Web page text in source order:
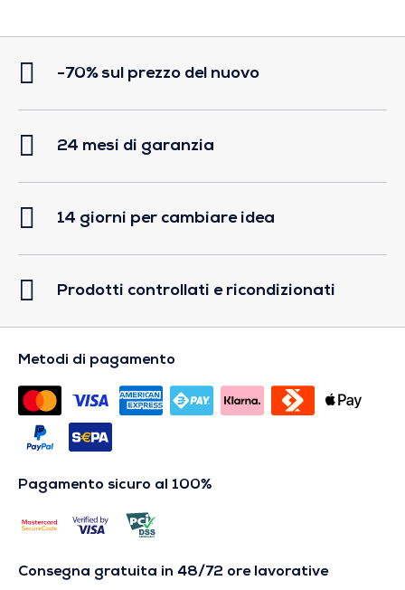
-70% sul prezzo del nuovo
24 mesi di garanzia
14 giorni per cambiare idea
Prodotti controllati e ricondizionati
Metodi di pagamento
Pagamento sicuro al 100%
Consegna gratuita in 48/72 ore lavorative